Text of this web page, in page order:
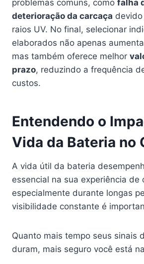
problemas comuns, como falha
deterioração da carcaça
raios UV. No final, selecionar
elaborados não apenas
mas também oferece melhor
prazo, reduzindo a frequência
custos.
Entendendo o
Vida da Bateria no
A vida útil da bateria
essencial na sua experiência de
especialmente durante longas
visibilidade constante é
Quanto mais tempo seus sinais
duram, mais seguro você está